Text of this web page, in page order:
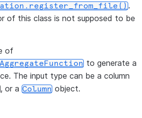
.
of this class is not supposed to be
of
to generate a
The input type can be a column
, or a Column object.